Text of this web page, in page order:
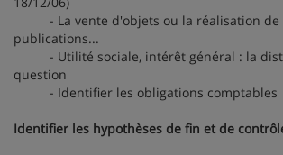
- La vente d'objets ou la réalisation de
publications...
- Utilité sociale, intérêt général : la
question
- Identifier les obligations comptables
Identifier les hypothèses de fin et de